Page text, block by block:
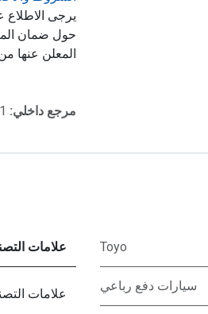
يرجى
حول ضمان
المعلن عنها
مرجع داخلي:
Toyo
سيارات دفع رباعي
علامات
علامات